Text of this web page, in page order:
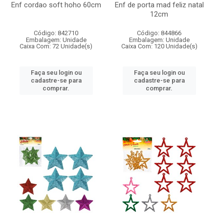
Enf cordao soft hoho 60cm
Código: 842710
Embalagem: Unidade
Caixa Com: 72 Unidade(s)
Faça seu login ou
cadastre-se para
comprar.
Enf de porta mad feliz natal
12cm
Código: 844866
Embalagem: Unidade
Caixa Com: 120 Unidade(s)
Faça seu login ou
cadastre-se para
comprar.